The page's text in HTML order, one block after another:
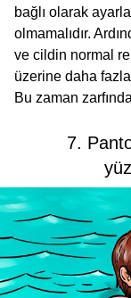
bağlı olarak
olmamalıdır.
ve cildin normal
üzerine daha
Bu zaman
7.